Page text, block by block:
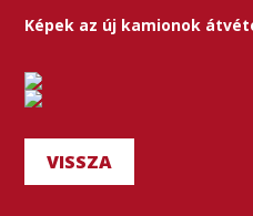
Képek az új kamionok
VISSZA